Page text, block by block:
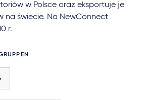
w Polsce oraz eksportuje je
na świecie. Na NewConnect
r.